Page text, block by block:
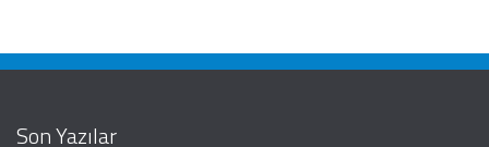
Son Yazılar